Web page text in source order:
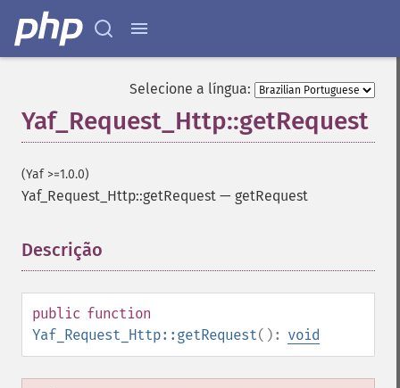
Selecione a língua:
Yaf_Request_Http::getRequest
(Yaf >=1.0.0)
Yaf_Request_Http::getRequest — getRequest
Descrição
public function
Yaf_Request_Http::getRequest(): void